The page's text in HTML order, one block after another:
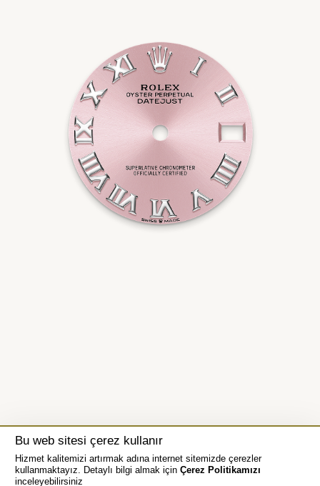
Bu web sitesi çerez kullanır
Hizmet kalitemizi artırmak adına internet sitemizde çerezler
kullanmaktayız. Detaylı bilgi almak için Çerez Politikamızı
inceleyebilirsiniz